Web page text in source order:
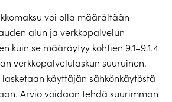
voi olla määrältään
alun ja verkkopalvelun
kuin se määräytyy kohtien 9.1–9.1.4
verkkopalvelulaskun suuruinen.
käyttäjän sähkönkäytöstä
Arvio voidaan tehdä suurimman